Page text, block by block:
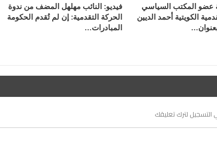
عضو المكتب السياسي
الكويتية أحمد الديين
فيديو: النائب مهلهل المضف من ندوة
الحركة التقدمية: إن لم تُقدم الحكومة
المبادرات…
التسجيل لترك تعليقك